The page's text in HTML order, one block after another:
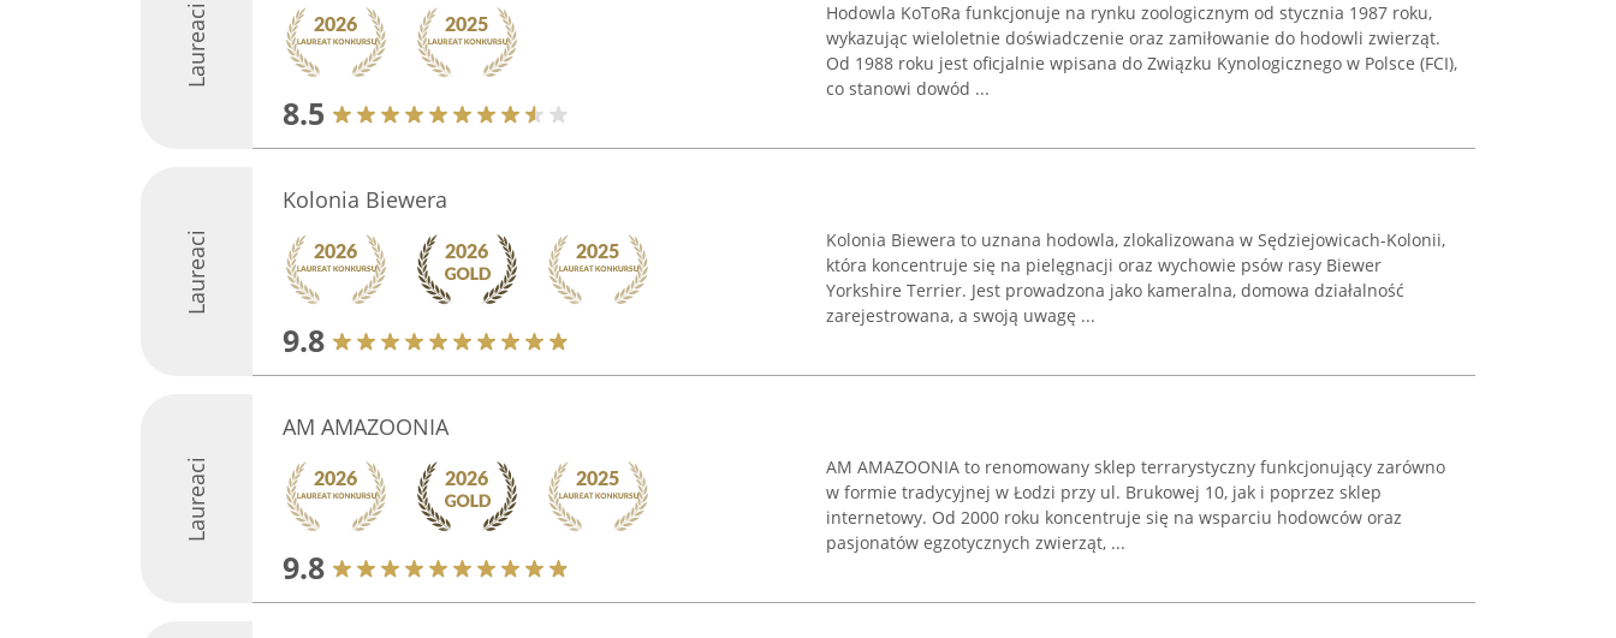
Laureaci
8.5
Hodowla KoToRa funkcjonuje na rynku zoologicznym od stycznia 1987 roku,
wykazując wieloletnie doświadczenie oraz zamiłowanie do hodowli zwierząt.
Od 1988 roku jest oficjalnie wpisana do Związku Kynologicznego w Polsce (FCI),
co stanowi dowód ...
Laureaci
Kolonia Biewera
9.8
Kolonia Biewera to uznana hodowla, zlokalizowana w Sędziejowicach-Kolonii,
która koncentruje się na pielęgnacji oraz wychowie psów rasy Biewer
Yorkshire Terrier. Jest prowadzona jako kameralna, domowa działalność
zarejestrowana, a swoją uwagę ...
Laureaci
AM AMAZOONIA
9.8
AM AMAZOONIA to renomowany sklep terrarystyczny funkcjonujący zarówno
w formie tradycyjnej w Łodzi przy ul. Brukowej 10, jak i poprzez sklep
internetowy. Od 2000 roku koncentruje się na wsparciu hodowców oraz
pasjonatów egzotycznych zwierząt, ...